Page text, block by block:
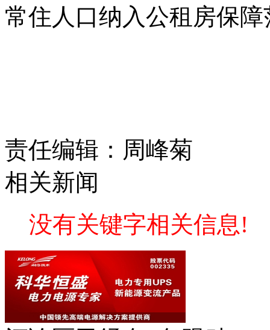
常住人口纳入公租房保
责任编辑：周峰菊
相关新闻
没有关键字相关信息!